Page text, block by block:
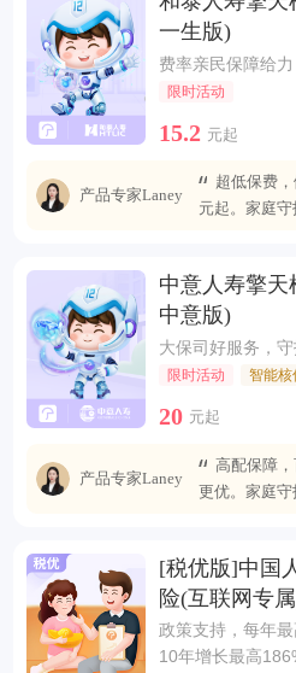
一生版)
费率亲民保障给
限时活动
15.2 元起
产品专家Laney
超低保费
元起。家庭
中意人寿擎天
中意版)
大保司好服务，
限时活动 智能核
20 元起
产品专家Laney
高配保障
更优。家庭
[税优版]中国
险(互联网专
政策支持，每年
10年增长最高